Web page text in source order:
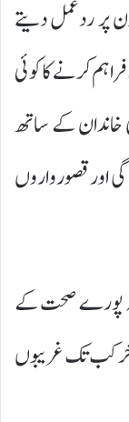
پر ردعمل دیتے
کرنے کا کوئی
خاندان کے ساتھ
اور قصورواروں
پورے صحت کے
کب تک غریبوں